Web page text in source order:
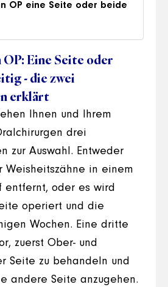
OP eine Seite oder beide
Eine Seite oder
- die zwei
erklärt
Ihnen und Ihrem
drei
zur Auswahl. Entweder
Weisheitszähne in einem
entfernt, oder es wird
operiert und die
Wochen. Eine dritte
zuerst Ober- und
Seite zu behandeln und
andere Seite anzugehen.